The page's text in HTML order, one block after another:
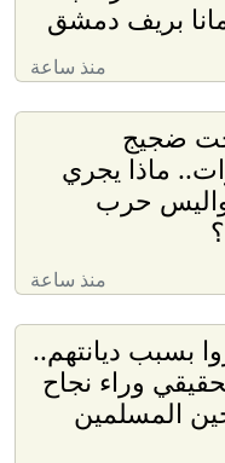
بريف دمشق
منذ ساعة
ضجيج
ماذا يجري
حرب
منذ ساعة
بسبب ديانتهم..
وراء نجاح
المسلمين